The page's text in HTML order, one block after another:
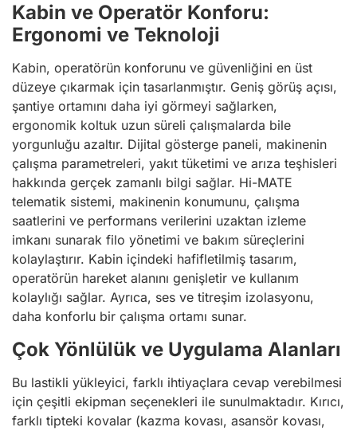
Kabin ve Operatör Konforu:
Ergonomi ve Teknoloji
Kabin, operatörün konforunu ve güvenliğini en üst
düzeye çıkarmak için tasarlanmıştır. Geniş görüş açısı,
şantiye ortamını daha iyi görmeyi sağlarken,
ergonomik koltuk uzun süreli çalışmalarda bile
yorgunluğu azaltır. Dijital gösterge paneli, makinenin
çalışma parametreleri, yakıt tüketimi ve arıza teşhisleri
hakkında gerçek zamanlı bilgi sağlar. Hi-MATE
telematik sistemi, makinenin konumunu, çalışma
saatlerini ve performans verilerini uzaktan izleme
imkanı sunarak filo yönetimi ve bakım süreçlerini
kolaylaştırır. Kabin içindeki hafifletilmiş tasarım,
operatörün hareket alanını genişletir ve kullanım
kolaylığı sağlar. Ayrıca, ses ve titreşim izolasyonu,
daha konforlu bir çalışma ortamı sunar.
Çok Yönlülük ve Uygulama Alanları
Bu lastikli yükleyici, farklı ihtiyaçlara cevap verebilmesi
için çeşitli ekipman seçenekleri ile sunulmaktadır. Kırıcı,
farklı tipteki kovalar (kazma kovası, asansör kovası,